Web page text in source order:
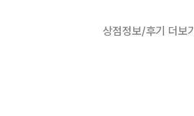
상점정보/후기 더보기